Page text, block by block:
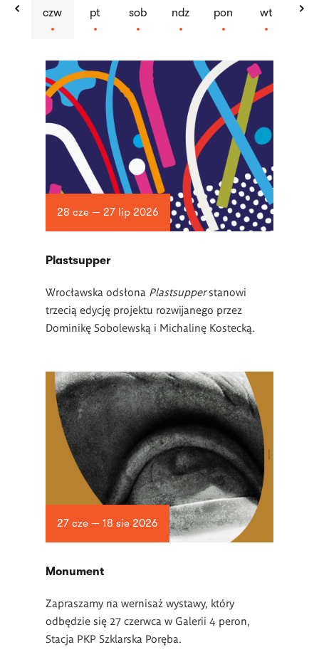
czw
pt
sob
ndz
pon
wt
Lista
artykułów
28 cze — 27 lip 2026
Plastsupper
Wrocławska odsłona Plastsupperstanowi
trzecią edycję projektu rozwijanego przez
Dominikę Sobolewską i Michalinę Kostecką.
27 cze — 18 sie 2026
Monument
Zapraszamy na wernisaż wystawy, który
odbędzie się 27 czerwca w Galerii 4 peron,
Stacja PKP Szklarska Poręba.